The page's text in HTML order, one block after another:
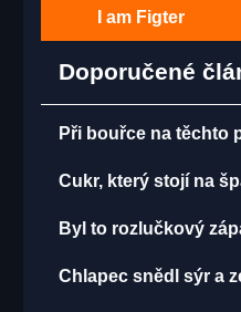
I am Figter
Doporučené
Při bouřce na těchto
Cukr, který stojí na
Byl to rozlučkový
Chlapec snědl sýr a